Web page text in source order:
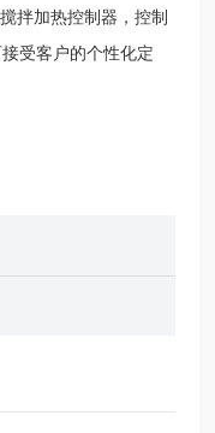
加热控制器，控制
受客户的个性化定